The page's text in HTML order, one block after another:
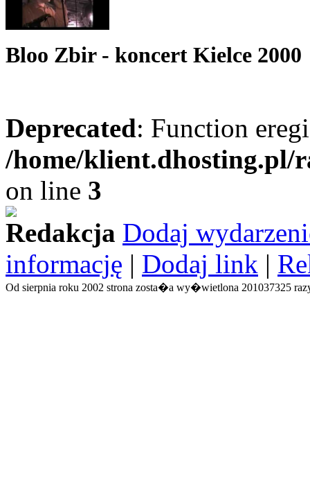
Bloo Zbir - koncert Kielce 2000
Deprecated: Function
/home/
on line 3
Redakcja Dodaj
informację | Dodaj link |
Od sierpnia roku 2002 strona zosta�a wy�wietlona 201037325